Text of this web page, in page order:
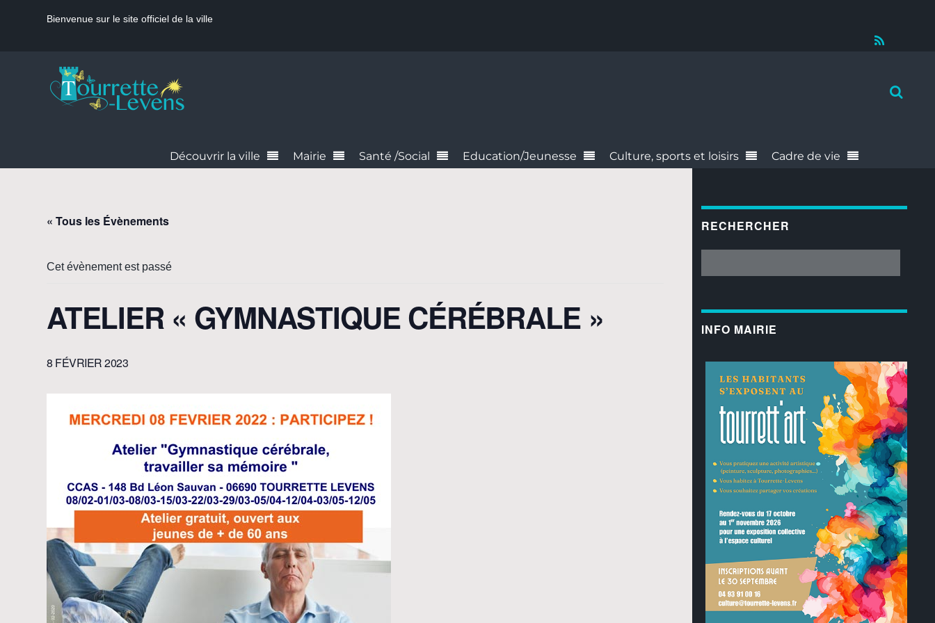
Bienvenue sur le site officiel de la ville
Découvrir la ville Mairie Santé /Social Education/Jeunesse Culture, sports et loisirs Cadre de vie
« Tous les Évènements
Cet évènement est passé
ATELIER « GYMNASTIQUE CÉRÉBRALE »
8 FÉVRIER 2023
RECHERCHER
INFO MAIRIE